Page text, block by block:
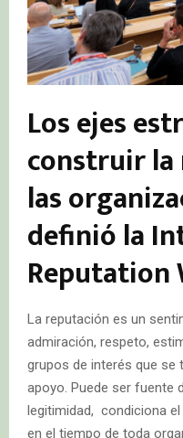
Los ejes
construir
las
definió la
Reputation
La reputación es un
admiración, respeto,
grupos de interés que
apoyo. Puede ser fuente
legitimidad, condiciona
en el tiempo de toda